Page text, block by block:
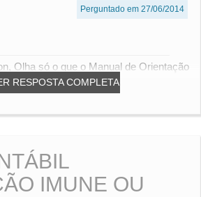
Perguntado em 27/06/2014
RESPOSTA COMPLETA
Olha só o que o Manual de Orientação
campo: Campo...
IMUNE OU